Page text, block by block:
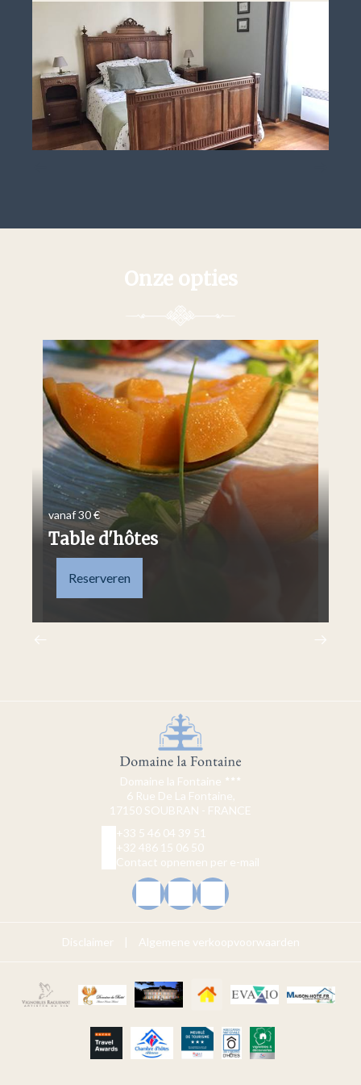
Onze opties
vanaf 30 €
Table d'hôtes
Reserveren
Domaine la Fontaine
6 Rue De La Fontaine,
17150 SOUBRAN - FRANCE
+33 5 46 04 39 51
+32 486 15 06 50
Contact opnemen per e-mail
Disclaimer | Algemene verkoopvoorwaarden